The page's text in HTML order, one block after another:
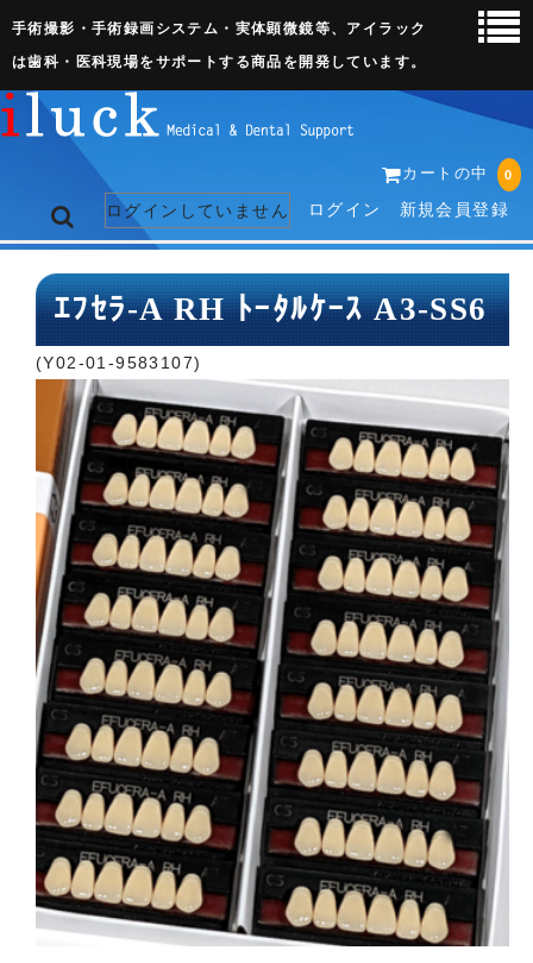
手術撮影・手術録画システム・実体顕微鏡等、アイラック
は歯科・医科現場をサポートする商品を開発しています。
カートの中 0
ログインしていません ログイン 新規会員登録
トップページ
歯科関連機器
術野撮影キット
3D実体顕微鏡
会社概要
お問い合わせ
ｴﾌｾﾗ-A RH ﾄｰﾀﾙｹｰｽ A3-SS6
(Y02-01-9583107)